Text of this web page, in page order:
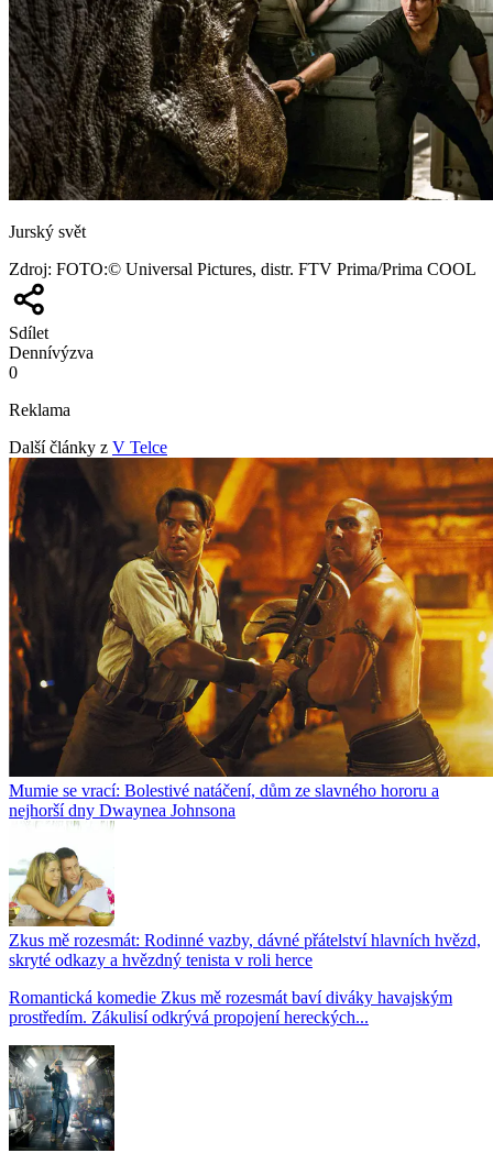
Jurský svět
Zdroj: FOTO:© Universal Pictures, distr. FTV Prima/Prima COOL
Sdílet
Dennívýzva
0
Reklama
Další články z V Telce
Mumie se vrací: Bolestivé natáčení, dům ze slavného hororu a
nejhorší dny Dwaynea Johnsona
Zkus mě rozesmát: Rodinné vazby, dávné přátelství hlavních hvězd,
skryté odkazy a hvězdný tenista v roli herce
Romantická komedie Zkus mě rozesmát baví diváky havajským
prostředím. Zákulisí odkrývá propojení hereckých...